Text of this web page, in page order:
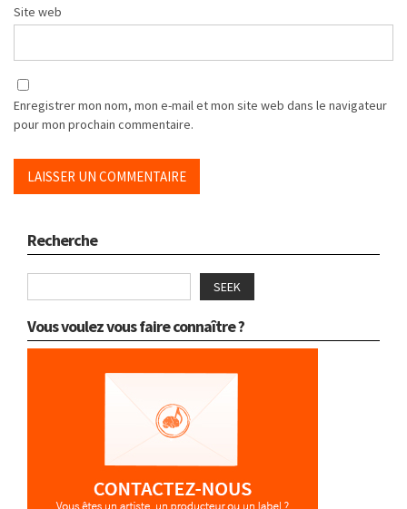
Site web
Enregistrer mon nom, mon e-mail et mon site web dans le navigateur
pour mon prochain commentaire.
Recherche
SEEK
Vous voulez vous faire connaître ?